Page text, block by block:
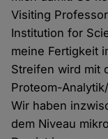
Visiting
Institution for
meine Fertigkeit
Streifen wird mit
Proteom-
Wir haben
dem Niveau